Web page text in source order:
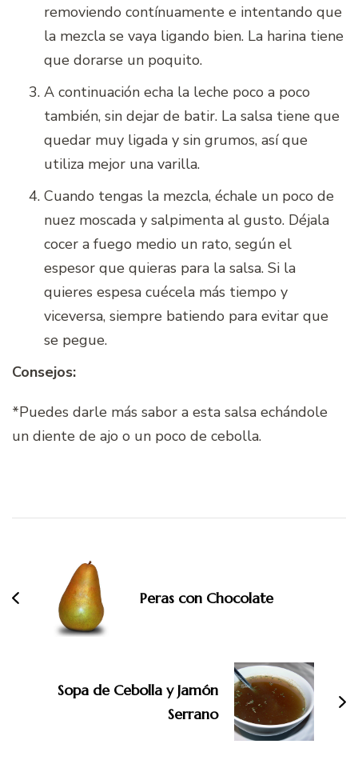
removiendo contínuamente e intentando que
la mezcla se vaya ligando bien. La harina tiene
que dorarse un poquito.
A continuación echa la leche poco a poco
también, sin dejar de batir. La salsa tiene que
quedar muy ligada y sin grumos, así que
utiliza mejor una varilla.
Cuando tengas la mezcla, échale un poco de
nuez moscada y salpimenta al gusto. Déjala
cocer a fuego medio un rato, según el
espesor que quieras para la salsa. Si la
quieres espesa cuécela más tiempo y
viceversa, siempre batiendo para evitar que
se pegue.
Consejos:
*Puedes darle más sabor a esta salsa echándole
un diente de ajo o un poco de cebolla.
entradas
Peras con Chocolate
Sopa de Cebolla y Jamón
Serrano